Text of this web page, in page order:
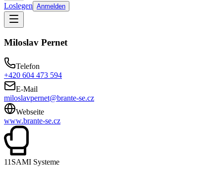
Loslegen Anmelden
Miloslav Pernet
Telefon
+420 604 473 594
E-Mail
miloslavpernet@brante-se.cz
Webseite
www.brante-se.cz
11SAMI Systeme